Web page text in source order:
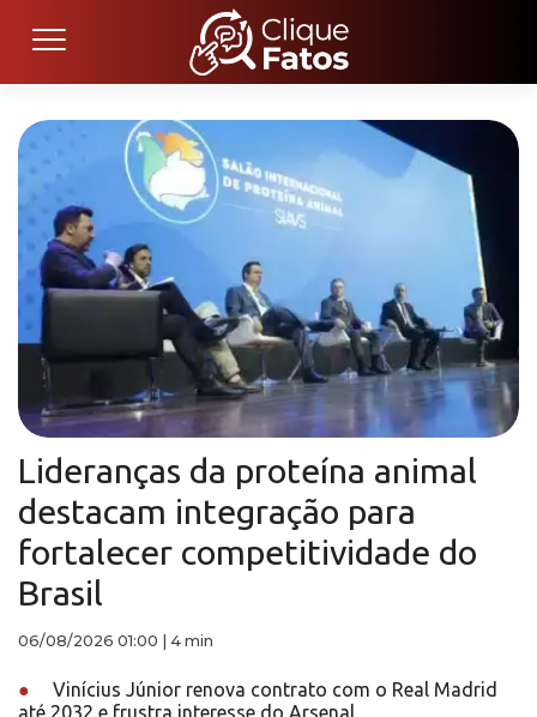
Lideranças da proteína animal
destacam integração para
fortalecer competitividade do
Brasil
06/08/2026 01:00 4 min
●
Vinícius Júnior renova contrato com o Real Madrid
até 2032 e frustra interesse do Arsenal